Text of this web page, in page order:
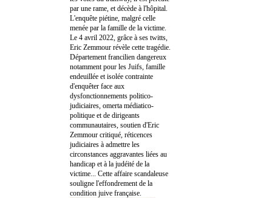
par une rame, et décède à l'hôpital.
L'enquête piétine, malgré celle
menée par la famille de la victime.
Le 4 avril 2022, grâce à ses twitts,
Eric Zemmour révèle cette tragédie.
Département francilien dangereux
notamment pour les Juifs, famille
endeuillée et isolée contrainte
d'enquêter face aux
dysfonctionnements politico-
judiciaires, omerta médiatico-
politique et de dirigeants
communautaires, soutien d'Eric
Zemmour critiqué, réticences
judiciaires à admettre les
circonstances aggravantes liées au
handicap et à la judéité de la
victime... Cette affaire scandaleuse
souligne l'effondrement de la
condition juive française.